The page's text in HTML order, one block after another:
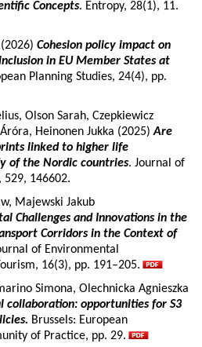
Concepts. Entropy, 28(1), 11.
Cohesion policy impact on
in EU Member States at
Planning Studies, 24(4), pp.
Olson Sarah, Czepkiewicz
Heinonen Jukka (2025)Are
linked to higher life
of the Nordic countries. Journal of
529, 146602.
Majewski Jakub
Challenges and Innovations in the
Corridors in the Context of
of Environmental
16(3), pp. 191–205.
Simona, Olechnicka Agnieszka
collaboration: opportunities for S3
Brussels: European
of Practice, pp. 29.